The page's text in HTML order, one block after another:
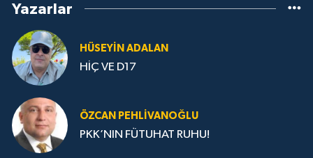
Yazarlar
HÜSEYIN ADALAN
HİÇ VE D17
ÖZCAN PEHLIVANOĞLU
PKK’NIN FÜTUHAT RUHU!